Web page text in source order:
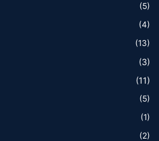
(5)
(4)
(13)
(3)
(11)
(5)
(1)
(2)